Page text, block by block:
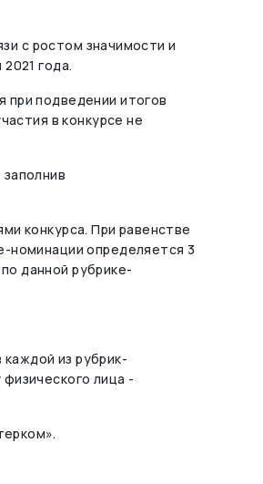
с ростом значимости и
года.
подведении итогов
в конкурсе не
конкурса. При равенстве
номинации определяется 3
данной рубрике-
из рубрик-
лица -